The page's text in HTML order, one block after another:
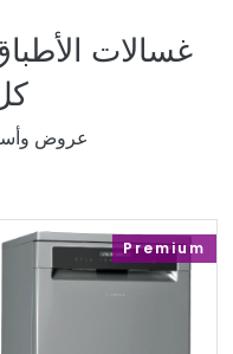
غسالات
عروض
Premium